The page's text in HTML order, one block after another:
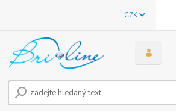
CZK